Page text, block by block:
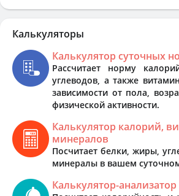
Калькуляторы
Калькулятор суточных
Рассчитает норму
углеводов, а также
зависимости от пола,
физической активности.
Калькулятор калорий,
минералов
Посчитает белки, жиры,
минералы в вашем
Калькулятор-